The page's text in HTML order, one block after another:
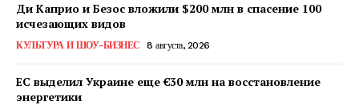
КавПолит
Ди Каприо и Безос вложили $200 млн в спасение 100
исчезающих видов
КУЛЬТУРА И ШОУ-БИЗНЕС 8 августа, 2026
ЕС выделил Украине еще €30 млн на восстановление
энергетики